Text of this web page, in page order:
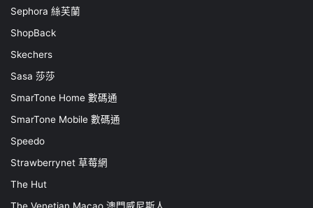
Sephora 絲芙蘭
ShopBack
Skechers
Sasa 莎莎
SmarTone Home 數碼通
SmarTone Mobile 數碼通
Speedo
Strawberrynet 草莓網
The Hut
The Venetian Macao 澳門威尼斯人